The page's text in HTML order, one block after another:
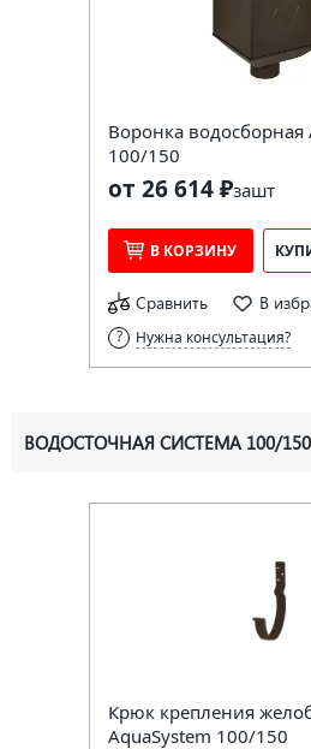
Воронка водосборная
100/150
от 26 614 ₽зашт
В КОРЗИНУ
Сравнить В
Нужна консультация?
ВОДОСТОЧНАЯ СИСТЕМА 100/150
Крюк крепления
AquaSystem 100/150